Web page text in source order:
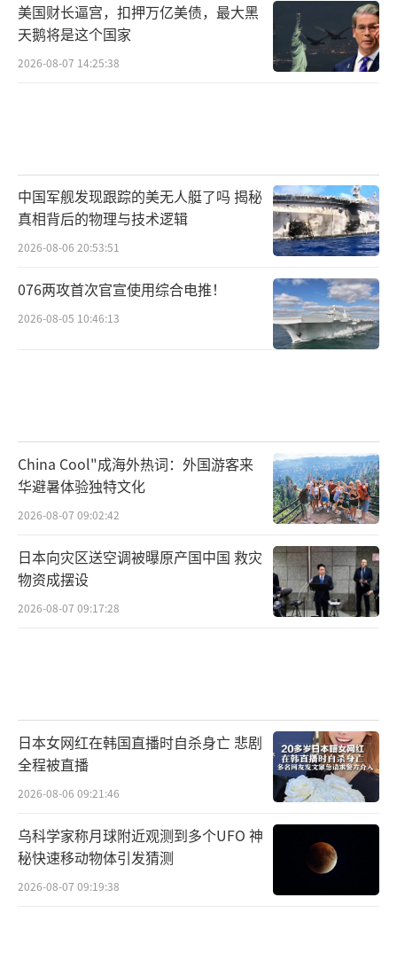
事件。乌克兰媒体报道称，首都基辅周边地区
发生了一系列爆炸事件。俄军正奋力将最后一
力量总参谋部确认，乌军已从库尔斯克地区苏
贾撤出。（责任编辑：于浩淙 zx0176）
美国财长逼宫，扣押万亿美债，最大黑
天鹅将是这个国家
2026-08-07 14:25:38
中国军舰发现跟踪的美无人艇了吗 揭秘
真相背后的物理与技术逻辑
2026-08-06 20:53:51
076两攻首次官宣使用综合电推！
2026-08-05 10:46:13
China Cool"成海外热词：外国游客来
华避暑体验独特文化
2026-08-07 09:02:42
日本向灾区送空调被曝原产国中国 救灾
物资成摆设
2026-08-07 09:17:28
日本女网红在韩国直播时自杀身亡 悲剧
全程被直播
2026-08-06 09:21:46
乌科学家称月球附近观测到多个UFO 神
秘快速移动物体引发猜测
2026-08-07 09:19:38